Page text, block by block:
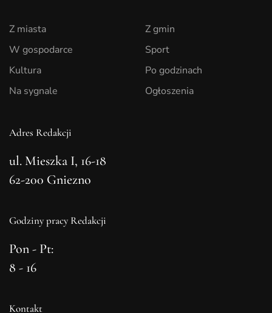
Z miasta
W gospodarce
Kultura
Na sygnale
Z gmin
Sport
Po godzinach
Ogłoszenia
Adres Redakcji
ul. Mieszka I, 16-18
62-200 Gniezno
Godziny pracy Redakcji
Pon - Pt:
8 - 16
Kontakt